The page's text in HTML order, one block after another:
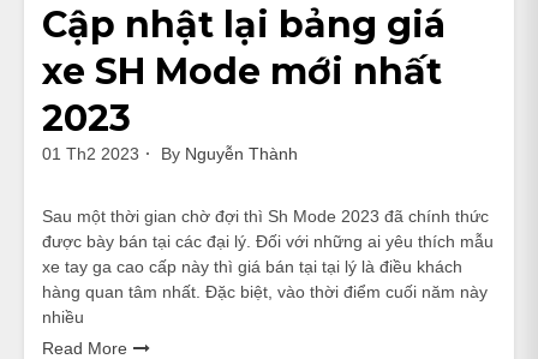
Cập nhật lại bảng giá
xe SH Mode mới nhất
2023
01 Th2 2023 By Nguyễn Thành
Sau một thời gian chờ đợi thì Sh Mode 2023 đã chính thức
được bày bán tại các đại lý. Đối với những ai yêu thích mẫu
xe tay ga cao cấp này thì giá bán tại tại lý là điều khách
hàng quan tâm nhất. Đặc biệt, vào thời điểm cuối năm này
nhiều
Read More